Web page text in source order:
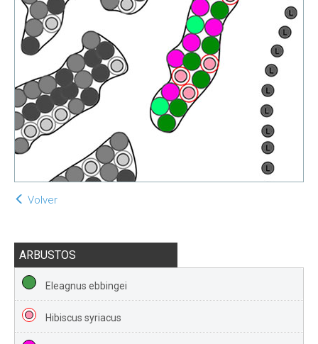
Volver
ARBUSTOS
Eleagnus ebbingei
Hibiscus syriacus